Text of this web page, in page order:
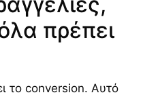
πρέπει
το conversion. Αυτό